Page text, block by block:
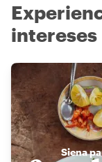
intereses
Siena